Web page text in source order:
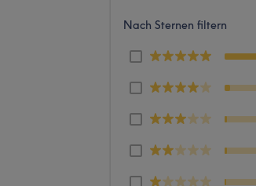
Nach Sternen filtern